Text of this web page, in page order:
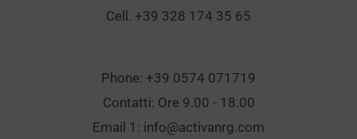
Cell. +39 328 174 35 65
Phone: +39 0574 071719
Contatti: Ore 9.00 - 18.00
Email 1: info@activanrg.com